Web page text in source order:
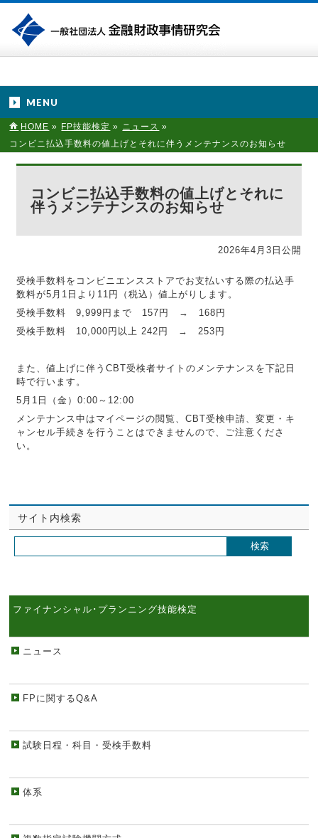
MENU
HOME » FP技能検定 » ニュース »
コンビニ払込手数料の値上げとそれに伴うメンテナンスのお知らせ
コンビニ払込手数料の値上げとそれに
伴うメンテナンスのお知らせ
2026年4月3日公開
受検手数料をコンビニエンスストアでお支払いする際の払込手
数料が5月1日より11円（税込）値上がりします。
受検手数料 9,999円まで 157円 → 168円
受検手数料 10,000円以上 242円 → 253円
また、値上げに伴うCBT受検者サイトのメンテナンスを下記日
時で行います。
5月1日（金）0:00～12:00
メンテナンス中はマイページの閲覧、CBT受検申請、変更・キ
ャンセル手続きを行うことはできませんので、ご注意くださ
い。
サイト内検索
ファイナンシャル･プランニング技能検定
ニュース
FPに関するQ&A
試験日程・科目・受検手数料
体系